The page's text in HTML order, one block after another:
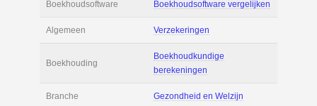
Actie Prijsopgave
€ 3.600 tot € 5.400
maand
Tarief € 105 per uur ex